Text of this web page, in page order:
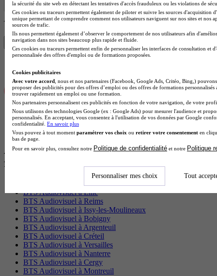
Trouve ton BTS en 1 min avec Diplomeo !
Trouver mon école
Autres villes proches de Saint-Quentin où
faire son BTS Audiovisuel
BTS Audiovisuel à Paris
BTS Audiovisuel à Lille
BTS Audiovisuel à Reims
BTS Audiovisuel à Issy-les-Moulineaux
BTS Audiovisuel à Bobigny
BTS Audiovisuel à Argenteuil
BTS Audiovisuel à Créteil
BTS Audiovisuel à Versailles
BTS Audiovisuel à Nanterre
BTS Audiovisuel à Cergy
BTS Audiovisuel à Montreuil
la sécurité du site web en détectant les tentatives d'accès frauduleux ou les violations de
Ces cookies ou traceurs permettent également de piloter et suivre les sources d'acquisition
unique permettant de comprendre comment nos utilisateurs naviguent sur nos sites et nos
sources de trafic.
Ils nous permettent également d’observer le comportement de nos utilisateurs afin
navigation dans nos sites beaucoup plus rapide et fluide.
Ces cookies ou traceurs permettent enfin de personnaliser les interfaces de consultation et
personnalisée des offres d'emploi ou de formations proposées.
Cookies publicitaires
Avec votre accord , nous et nos partenaires (Facebook, Google Ads, Critéo, Bing,)
proposer des publicités pour des offres d’emploi ou des offres de formations
trouver rapidement un emploi ou une formation.
Nos partenaires personnalisent ces publicités en fonction de votre navigation, de votre
Nous utilisons des technologies Google (ex : Google Ads) pour mesurer l'audience et
personnalisés. En acceptant, vous consentez à l'utilisation de vos données par Google
confidentialité. En savoir plus
Vous pouvez à tout moment paramétrer vos choix ou retirer votre consentement en
bas de page.
Pour en savoir plus, consultez notre Politique de confidentialité et notre Politique
Personnaliser mes choix Tout